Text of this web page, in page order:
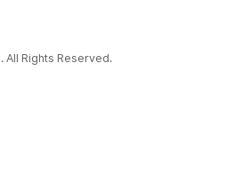
. All Rights Reserved.